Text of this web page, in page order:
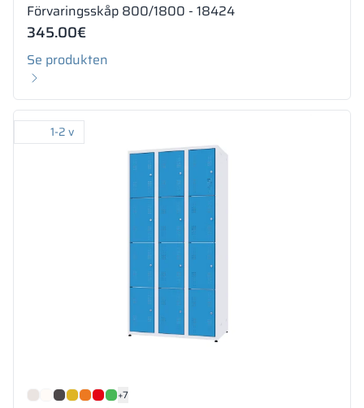
Förvaringsskåp 800/1800 - 18424
345.00€
Se produkten
1-2 v
+7